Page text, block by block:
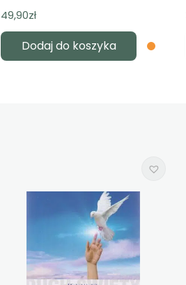
49,90zł
Dodaj do koszyka